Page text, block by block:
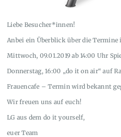
Liebe Besucher*innen!
Anbei ein Überblick über die Termine
Mittwoch, 09.01.2019 ab 14:00 Uhr
Donnerstag, 16:00 „do it on air“ auf
Frauencafe – Termin wird bekannt
Wir freuen uns auf euch!
LG aus dem do it yourself,
euer Team